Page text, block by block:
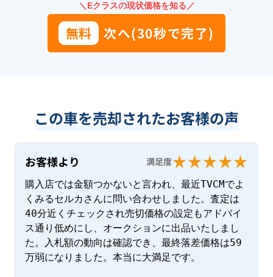
＼Eクラスの現状価格を知る／
無料 次へ(30秒で完了)
この車を売却されたお客様の声
お客様より 満足度
購入店では金額つかないと言われ、最近TVCMでよ
くみるセルカさんに問い合わせしました。査定は
40分近くチェックされ売切価格の設定もアドバイ
ス通り低めにし、オークションに出品いたしまし
た。入札額の動向は確認でき、最終落差価格は59
万弱になりました。本当に大満足です。